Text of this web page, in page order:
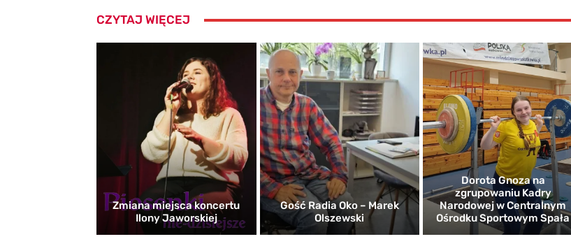
CZYTAJ WIĘCEJ
Zmiana miejsca koncertu
Ilony Jaworskiej
Gość Radia Oko – Marek
Olszewski
Dorota Gnoza na
zgrupowaniu Kadry
Narodowej w Centralnym
Ośrodku Sportowym Spała